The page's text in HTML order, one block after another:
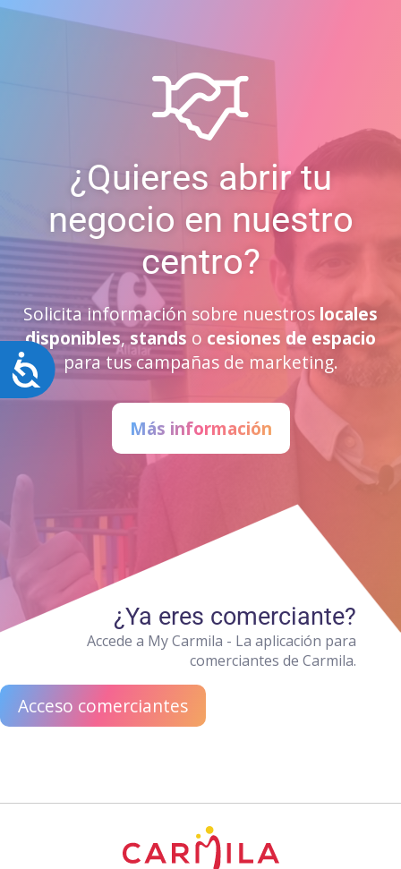
Accesibilidad
¿Quieres abrir tu
negocio en nuestro
centro?
Solicita información sobre nuestros locales
disponibles, stands o cesiones de espacio
para tus campañas de marketing.
Más información
¿Ya eres comerciante?
Accede a My Carmila - La aplicación para
comerciantes de Carmila.
Acceso comerciantes